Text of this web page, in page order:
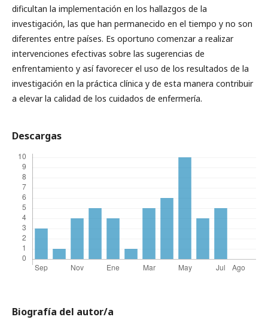
dificultan la implementación en los hallazgos de la
investigación, las que han permanecido en el tiempo y no son
diferentes entre países. Es oportuno comenzar a realizar
intervenciones efectivas sobre las sugerencias de
enfrentamiento y así favorecer el uso de los resultados de la
investigación en la práctica clínica y de esta manera contribuir
a elevar la calidad de los cuidados de enfermería.
Descargas
Biografía del autor/a